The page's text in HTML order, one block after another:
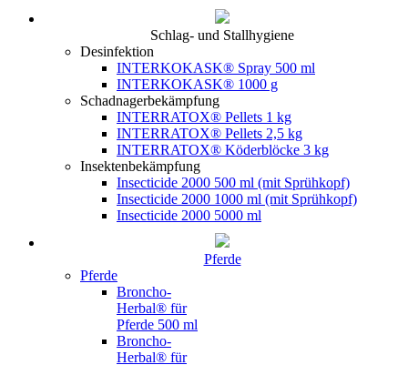
Schlag- und Stallhygiene
Desinfektion
INTERKOKASK® Spray 500 ml
INTERKOKASK® 1000 g
Schadnagerbekämpfung
INTERRATOX® Pellets 1 kg
INTERRATOX® Pellets 2,5 kg
INTERRATOX® Köderblöcke 3 kg
Insektenbekämpfung
Insecticide 2000 500 ml (mit Sprühkopf)
Insecticide 2000 1000 ml (mit Sprühkopf)
Insecticide 2000 5000 ml
Pferde
Pferde
Broncho-
Herbal® für
Pferde 500 ml
Broncho-
Herbal® für